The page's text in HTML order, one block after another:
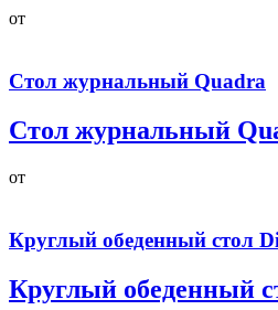
от
Стол журнальный Quadra
Стол журнальный
от
Круглый обеденный стол
Круглый обеденный